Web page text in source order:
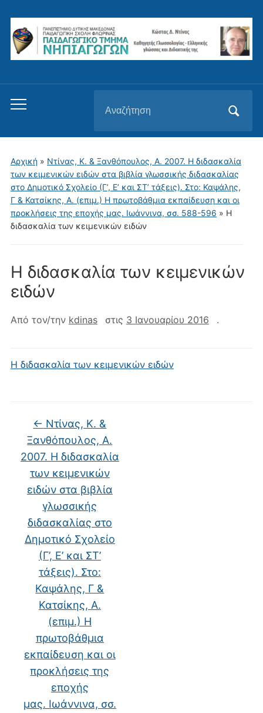
Εναλλαγή
μενού
για
κινητά
για:
Αρχική» Ντίνας, Κ. & Ξανθόπουλος, Α. 2007. Η διδασκαλία
των κειμενικών ειδών στα βιβλία γλωσσικής διδασκαλίας
στο Δημοτικό Σχολείο (Γ’, Ε’ και ΣΤ’ τάξεις). Στο: Καψάλης,
Γ & Κατσίκης, Α. (επιμ.) Η πρωτοβάθμια εκπαίδευση και οι
προκλήσεις της εποχής μας. Ιωάννινα, σσ. 588-596 » Η
διδασκαλία των κειμενικών ειδών
Η διδασκαλία των κειμενικών
ειδών
Από τον/την kdinas στις 3 Ιανουαρίου 2016 .
Η διδασκαλία των κειμενικών ειδών
← Ντίνας, Κ. &
Ξανθόπουλος, Α.
2007. Η διδασκαλία
των κειμενικών
ειδών στα βιβλία
γλωσσικής
διδασκαλίας στο
Δημοτικό Σχολείο
(Γ’, Ε’ και ΣΤ’
τάξεις). Στο:
Καψάλης, Γ &
Κατσίκης, Α.
(επιμ.) Η
πρωτοβάθμια
εκπαίδευση και οι
προκλήσεις της
εποχής
μας. Ιωάννινα, σσ.